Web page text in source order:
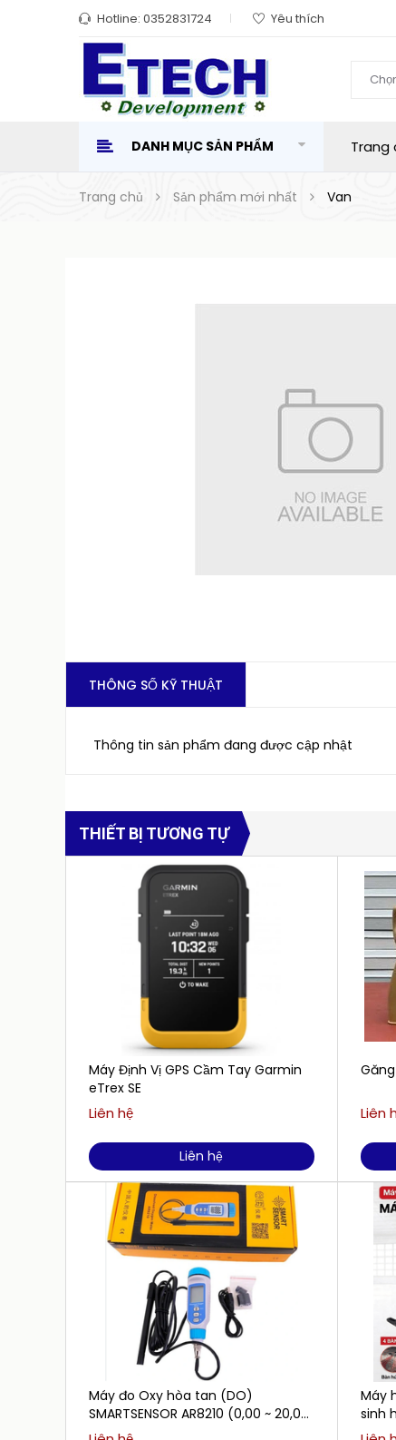
Hotline: 0352831724 Yêu thích
DANH MỤC SẢN PHẨM Trang
Trang chủ Sản phẩm mới nhất Van
THÔNG SỐ KỸ THUẬT
Thông tin sản phẩm đang được cập nhật
THIẾT BỊ TƯƠNG TỰ
Máy Định Vị GPS Cầm Tay Garmin
eTrex SE
Liên hệ
Liên hệ
Máy đo Oxy hòa tan (DO)
SMARTSENSOR AR8210 (0,00 ~ 20,00
mg/L)
Liên
Máy
sinh